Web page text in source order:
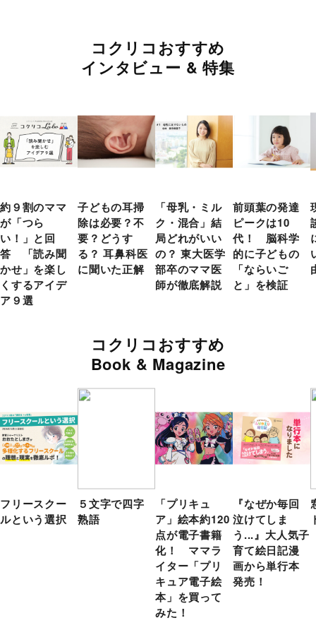
コクリコおすすめ
インタビュー & 特集
約９割のママ
が「つら
い！」と回
答 「読み聞
かせ」を楽し
くするアイデ
ア９選
子どもの耳掃
除は必要？不
要？どうす
る？ 耳鼻科医
に聞いた正解
「母乳・ミル
ク・混合」結
局どれがいい
の？ 東大医学
部卒のママ医
師が徹底解説
前頭葉の発達
ピークは10
代！ 脳科学
的に子どもの
「ならいご
と」を検証
コクリコおすすめ
Book & Magazine
フリースクー
ルという選択
５文字で四字
熟語
「プリキュ
ア」絵本約120
点が電子書籍
化！ ママラ
イター「プリ
キュア電子絵
本」を買って
みた！
『なぜか毎回
泣けてしま
う...』大人気子
育て絵日記漫
画から単行本
発売！